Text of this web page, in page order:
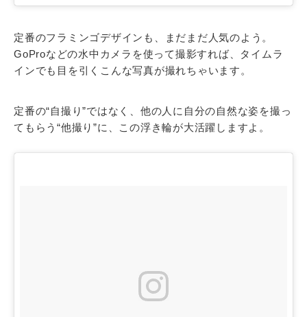
定番のフラミンゴデザインも、まだまだ人気のよう。
GoProなどの水中カメラを使って撮影すれば、タイムラ
インでも目を引くこんな写真が撮れちゃいます。
定番の“自撮り”ではなく、他の人に自分の自然な姿を撮っ
てもらう“他撮り”に、この浮き輪が大活躍しますよ。